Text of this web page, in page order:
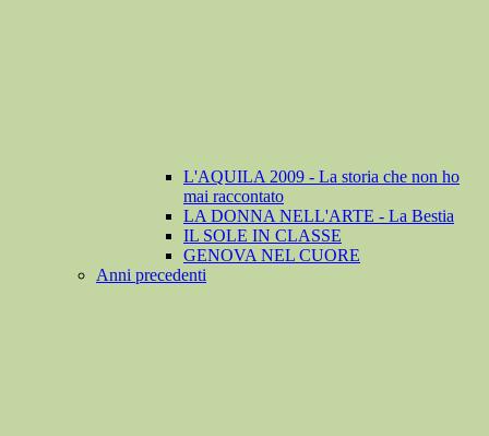
L'AQUILA 2009 - La storia che non ho
mai raccontato
LA DONNA NELL'ARTE - La Bestia
IL SOLE IN CLASSE
GENOVA NEL CUORE
Anni precedenti